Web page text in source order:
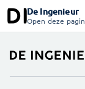
De Ingenieur
Open deze